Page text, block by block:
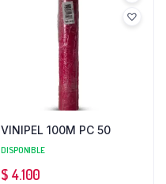
VINIPEL 100M PC 50
DISPONIBLE
$ 4.100